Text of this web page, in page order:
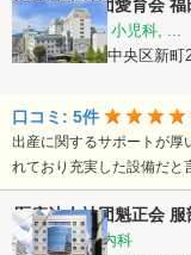
医療法人社団愛育会 福
産科, 婦人科, 小児科, ...
熊本県熊本市中央区新町
口コミ: 5件
出産に関するサポートが厚
れており充実した設備だと
医療法人社団魁正会 服
消化器内科, 内科